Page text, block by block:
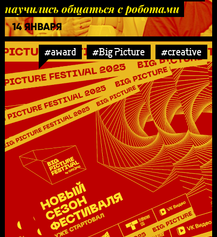
научились общаться с роботами
14 ЯНВАРЯ
#award #Big Picture #creative